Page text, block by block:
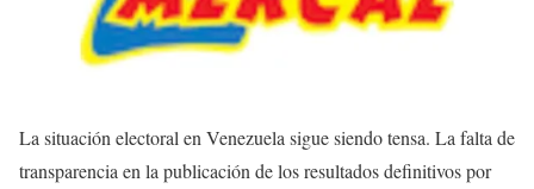
La situación electoral en Venezuela sigue siendo tensa. La falta de
transparencia en la publicación de los resultados definitivos por